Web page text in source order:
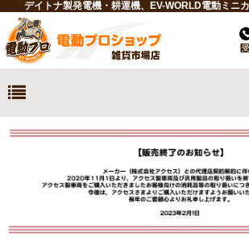
デイトナ製発電機・耕運機、EV-WORLD電動ミニ
ホーム
お買物ガイド